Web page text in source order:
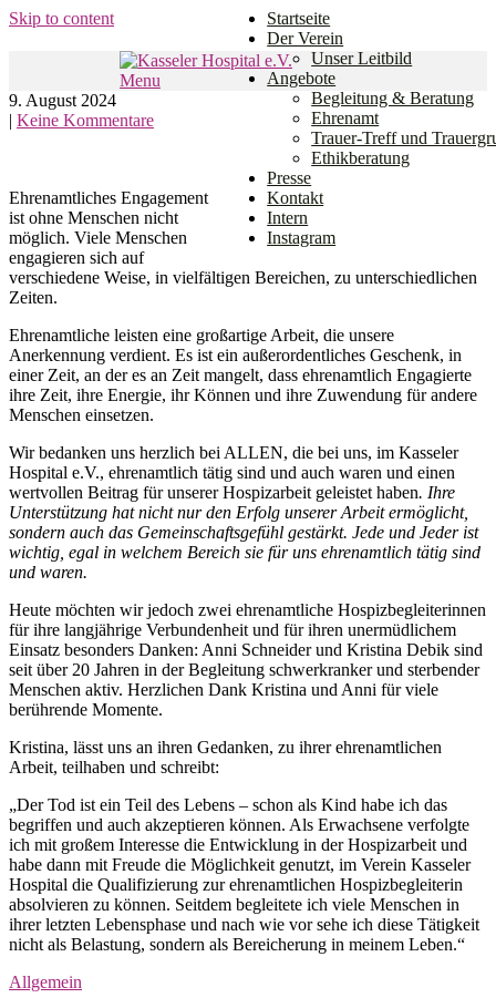
Skip to content
Kasseler Hospital e.V.
Den Weg gemeinsam gehen.
Menu
Startseite
Der Verein
Unser Leitbild
Angebote
Begleitung & Beratung
Ehrenamt
Trauer-Treff und
Ethikberatung
Presse
Kontakt
Intern
Instagram
9. August 2024
| Keine Kommentare
Ehrenamtliches Engagement
ist ohne Menschen nicht
möglich. Viele Menschen
engagieren sich auf
verschiedene Weise, in vielfältigen Bereichen, zu unterschiedlichen
Zeiten.
Ehrenamtliche leisten eine großartige Arbeit, die unsere
Anerkennung verdient. Es ist ein außerordentliches Geschenk, in
einer Zeit, an der es an Zeit mangelt, dass ehrenamtlich Engagierte
ihre Zeit, ihre Energie, ihr Können und ihre Zuwendung für andere
Menschen einsetzen.
Wir bedanken uns herzlich bei ALLEN, die bei uns, im Kasseler
Hospital e.V., ehrenamtlich tätig sind und auch waren und einen
wertvollen Beitrag für unserer Hospizarbeit geleistet haben. Ihre
Unterstützung hat nicht nur den Erfolg unserer Arbeit ermöglicht,
sondern auch das Gemeinschaftsgefühl gestärkt. Jede und Jeder ist
wichtig, egal in welchem Bereich sie für uns ehrenamtlich tätig sind
und waren.
Heute möchten wir jedoch zwei ehrenamtliche Hospizbegleiterinnen
für ihre langjährige Verbundenheit und für ihren unermüdlichem
Einsatz besonders Danken: Anni Schneider und Kristina Debik sind
seit über 20 Jahren in der Begleitung schwerkranker und sterbender
Menschen aktiv. Herzlichen Dank Kristina und Anni für viele
berührende Momente.
Kristina, lässt uns an ihren Gedanken, zu ihrer ehrenamtlichen
Arbeit, teilhaben und schreibt:
„Der Tod ist ein Teil des Lebens – schon als Kind habe ich das
begriffen und auch akzeptieren können. Als Erwachsene verfolgte
ich mit großem Interesse die Entwicklung in der Hospizarbeit und
habe dann mit Freude die Möglichkeit genutzt, im Verein Kasseler
Hospital die Qualifizierung zur ehrenamtlichen Hospizbegleiterin
absolvieren zu können. Seitdem begleitete ich viele Menschen in
ihrer letzten Lebensphase und nach wie vor sehe ich diese Tätigkeit
nicht als Belastung, sondern als Bereicherung in meinem Leben.“
Allgemein